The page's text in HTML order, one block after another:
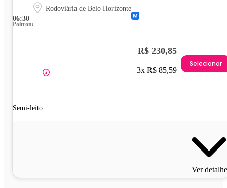
06:30
Rodoviária de Belo Horizonte
Poltrona
Semi-leito
R$ 230,85
3x R$ 85,59
Selecionar
Ver